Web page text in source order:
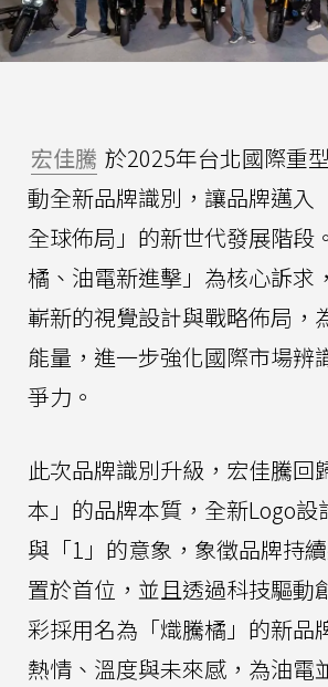
宏佳騰 於2025年台北國際重
動全新品牌識別，讓品牌邁入
全球佈局」的新世代發展階段
橘、油電新進擊」為核心訴求
嶄新的視覺設計與戰略佈局，
能量，進一步強化國際市場辨
爭力。
此次品牌識別升級，宏佳騰回
本」的品牌本質，全新Logo設
與「1」的意象，象徵品牌持
置於首位，並且透過科技驅動
彩採用名為「熾騰橘」的新品
熱情、溫度與未來感，為油電